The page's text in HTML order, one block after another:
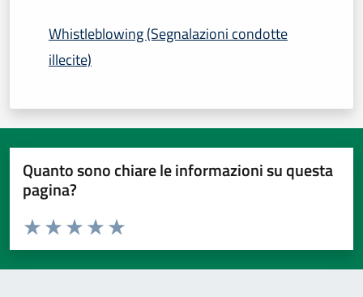
Whistleblowing (Segnalazioni condotte
illecite)
Quanto sono chiare le informazioni su questa
pagina?
Domanda
Valuta da 1 a 5 stelle la pagina
Valuta 5 stelle su 5
Valuta 4 stelle su 5
Valuta 3 stelle su 5
Valuta 2 stelle su 5
Valuta 1 stelle su 5